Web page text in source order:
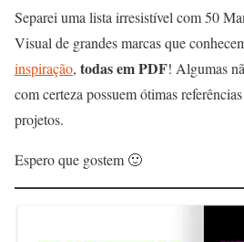
Separei uma lista irresistível com 50
Visual de grandes marcas que
inspiração, todas em PDF! Algumas
com certeza possuem ótimas
projetos.
Espero que gostem 🙂